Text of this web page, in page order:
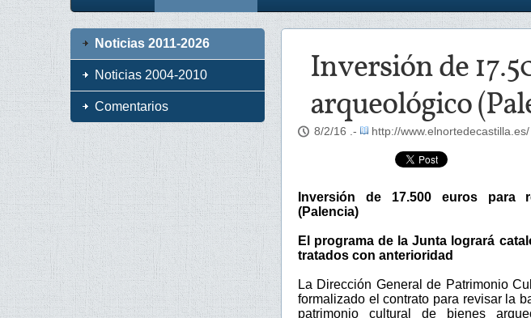
Inversión de
arqueológico
8/2/16 .- http://www.elnortedecastilla.es/
Inversión de 17.500 euros para
(Palencia)
El programa de la Junta logrará
tratados con anterioridad
La Dirección General de Patrimonio
formalizado el contrato para revisar la
patrimonio cultural de bienes
Noticias 2011-2026
Noticias 2004-2010
Comentarios